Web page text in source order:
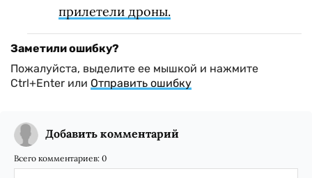
прилетели дроны.
Заметили ошибку?
Пожалуйста, выделите ее мышкой и нажмите
Ctrl+Enter или Отправить ошибку
Добавить комментарий
Всего комментариев: 0